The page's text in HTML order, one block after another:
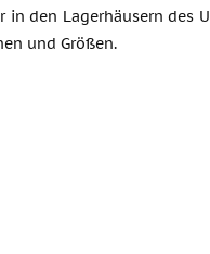
den Lagerhäusern
und Größen.